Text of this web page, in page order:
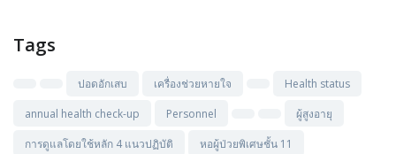
Tags
ปอดอักเสบ เครื่องช่วยหายใจ
Health status
annual health check-up
Personnel
ผู้สูงอายุ
การดูแลโดยใช้หลัก 4 แนวปฏิบัติ
หอผู้ป่วยพิเศษชั้น 11